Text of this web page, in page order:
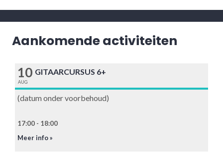
Aankomende activiteiten
10
AUG
GITAARCURSUS 6+
(datum onder voorbehoud)
17:00 - 18:00
Meer info »